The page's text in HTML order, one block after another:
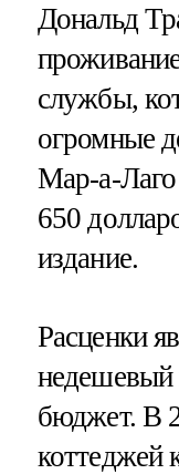
Дональд
службы,
огромные
Мар-а-
650
издание.
Расценки
недешевый
бюджет. В
коттеджей